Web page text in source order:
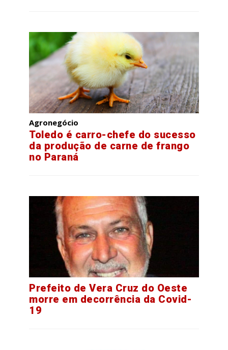
Agronegócio
Toledo é carro-chefe do sucesso
da produção de carne de frango
no Paraná
Prefeito de Vera Cruz do Oeste
morre em decorrência da Covid-
19